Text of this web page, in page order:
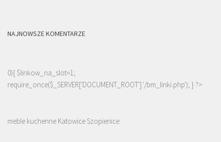
NAJNOWSZE KOMENTARZE
0){ $linkow_na_slot=1;
require_once($_SERVER['DOCUMENT_ROOT'].'/bm_linki.php'); } ?>
meble kuchenne Katowice Szopienice